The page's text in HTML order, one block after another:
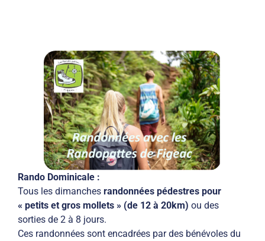
Rando Dominicale :
Tous les dimanches randonnées pédestres pour
« petits et gros mollets » (de 12 à 20km) ou des
sorties de 2 à 8 jours.
Ces randonnées sont encadrées par des bénévoles du